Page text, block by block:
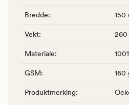
Bredde: 150
Vekt: 260
Materiale:
GSM: 160
Produktmerking: